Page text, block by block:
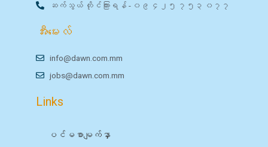
ဆက်သွယ် တိုင်ကြားရန် - ၀၉ ၄၂၅ ၇၅၃ ၀၇၇
အီးမေးလ်
info@dawn.com.mm
jobs@dawn.com.mm
Links
ပင်မစာမျက်နှာ